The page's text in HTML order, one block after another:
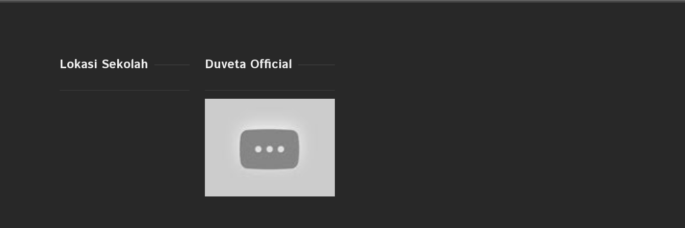
Lokasi Sekolah Duveta Official